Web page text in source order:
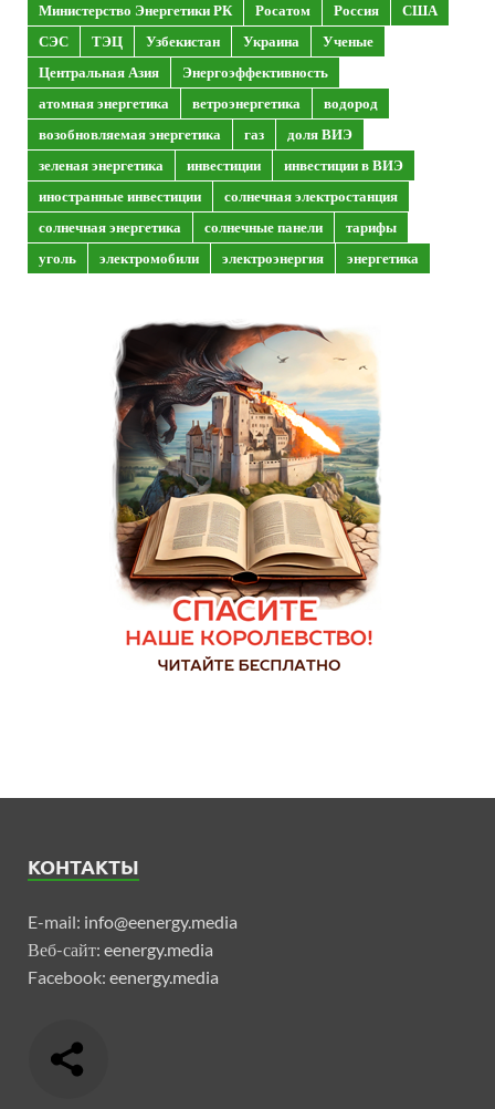
Министерство Энергетики РК
Росатом Россия
США
СЭС
ТЭЦ Узбекистан Украина
Ученые
Центральная Азия
Энергоэффективность
атомная энергетика
ветроэнергетика
водород
возобновляемая энергетика
газ
доля ВИЭ
зеленая энергетика
инвестиции
инвестиции в ВИЭ
иностранные инвестиции
солнечная электростанция
солнечная энергетика
солнечные панели
тарифы
уголь
электромобили электроэнергия энергетика
КОНТАКТЫ
E-mail: info@eenergy.media
Веб-сайт: eenergy.media
Facebook: eenergy.media